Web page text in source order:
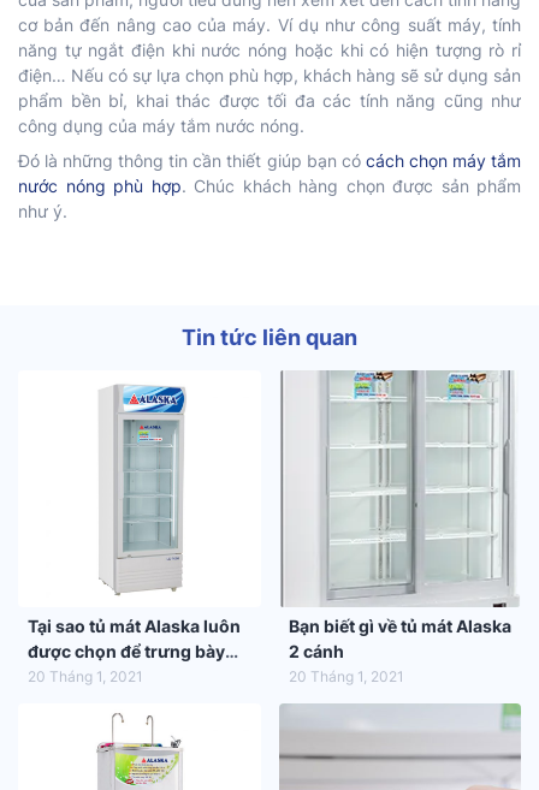
cơ bản đến nâng cao của máy. Ví dụ như công suất máy, tính
năng tự ngắt điện khi nước nóng hoặc khi có hiện tượng rò rỉ
điện… Nếu có sự lựa chọn phù hợp, khách hàng sẽ sử dụng sản
phẩm bền bỉ, khai thác được tối đa các tính năng cũng như
công dụng của máy tắm nước nóng.
Đó là những thông tin cần thiết giúp bạn có cách chọn máy tắm
nước nóng phù hợp. Chúc khách hàng chọn được sản phẩm
như ý.
Tin tức liên quan
Tại sao tủ mát Alaska luôn
được chọn để trưng bày
hàng hóa trong siêu thị
20 Tháng 1, 2021
Bạn biết gì về tủ mát Alaska
2 cánh
20 Tháng 1, 2021